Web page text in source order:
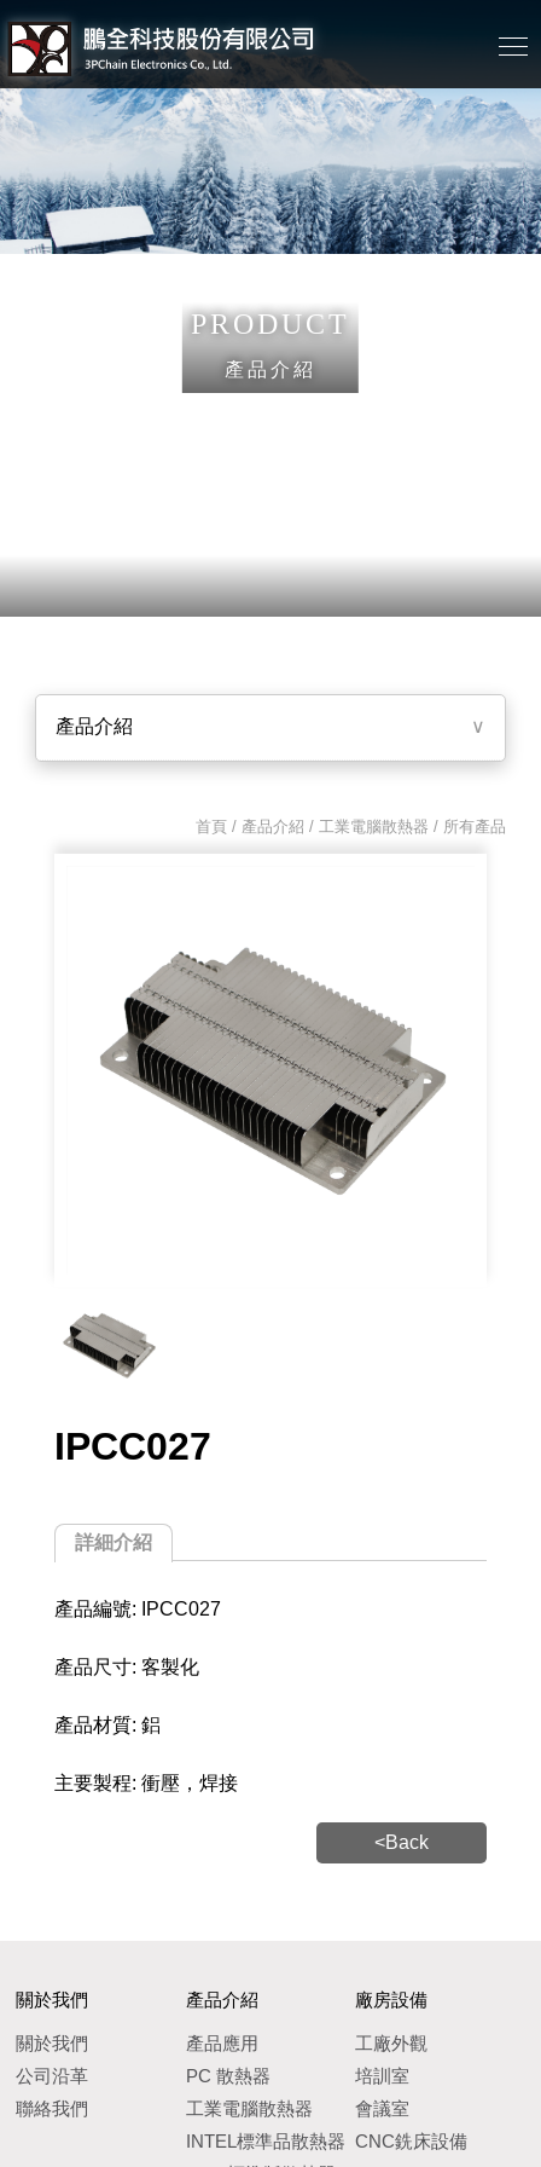
PRODUCT
產品介紹
產品介紹 ∨
首頁 / 產品介紹 / 工業電腦散熱器 / 所有產品
IPCC027
詳細介紹
產品編號: IPCC027
產品尺寸: 客製化
產品材質: 鋁
主要製程: 衝壓，焊接
<Back
關於我們
關於我們
公司沿革
聯絡我們
產品介紹
產品應用
PC 散熱器
工業電腦散熱器
INTEL標準品散熱器
廠房設備
工廠外觀
培訓室
會議室
CNC銑床設備